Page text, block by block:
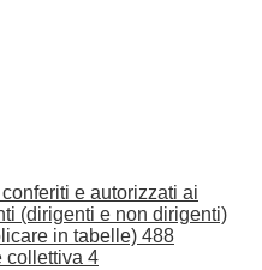
conferiti e autorizzati ai
(dirigenti e non dirigenti)
in tabelle) 488
collettiva 4